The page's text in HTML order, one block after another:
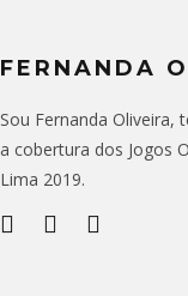
FERNANDA
Sou Fernanda Oliveira,
a cobertura dos Jogos
Lima 2019.